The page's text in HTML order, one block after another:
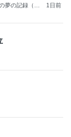
夢の記録（続
1日前